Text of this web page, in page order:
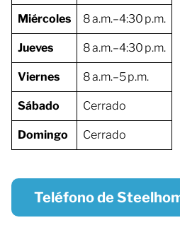
Miércoles 8 a.m.–4:30 p.m.
Jueves 8 a.m.–4:30 p.m.
Viernes 8 a.m.–5 p.m.
Sábado Cerrado
Domingo Cerrado
Teléfono de